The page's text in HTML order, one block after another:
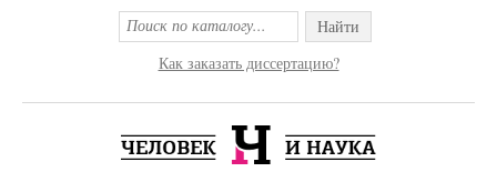
Найти
Как заказать диссертацию?